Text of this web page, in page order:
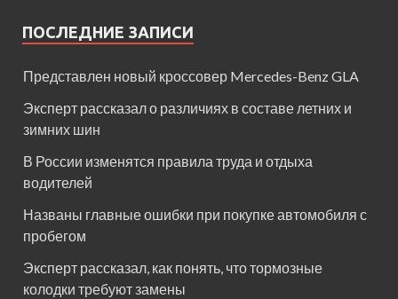
ПОСЛЕДНИЕ ЗАПИСИ
Представлен новый кроссовер Mercedes-Benz GLA
Эксперт рассказал о различиях в составе летних и
зимних шин
В России изменятся правила труда и отдыха
водителей
Названы главные ошибки при покупке автомобиля с
пробегом
Эксперт рассказал, как понять, что тормозные
колодки требуют замены